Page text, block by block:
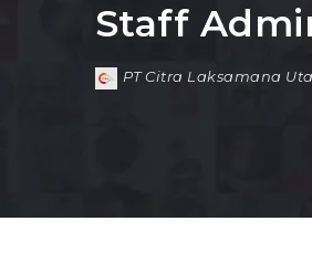
Staff
PT Citra Laksamana